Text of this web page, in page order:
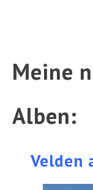
Meine
Alben:
Velden